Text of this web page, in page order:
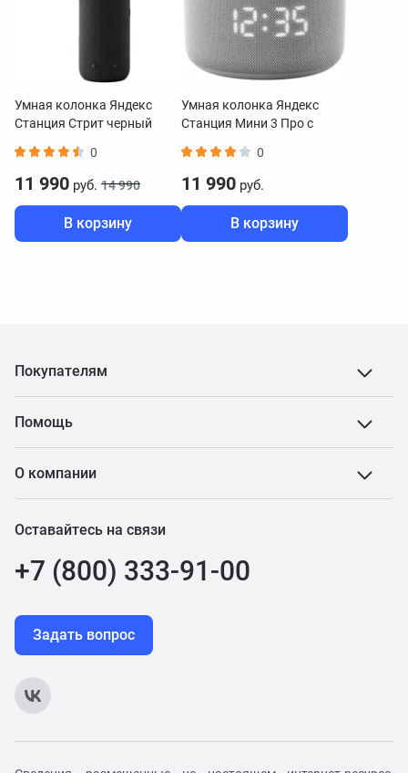
Умная колонка Яндекс
Станция Стрит черный
0
11 990 руб. 14 990
В корзину
Умная колонка Яндекс
Станция Мини 3 Про с
00059GRY
0
11 990 руб.
В корзину
Покупателям
Помощь
О компании
Оставайтесь на связи
+7 (800) 333-91-00
Задать вопрос